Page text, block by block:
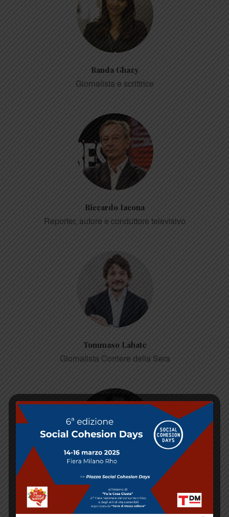
Randa Ghazy
Giornalista e scrittrice
Riccardo Iacona
Reporter, autore e conduttore televisivo
Tommaso Labate
Giornalista Corriere della Sera
Alessandro Leogrande
Scrittore